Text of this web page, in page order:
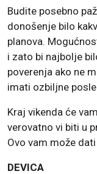
Budite posebno
donošenje bilo
planova.
i zato bi najbolje
poverenja ako ne
imati ozbiljne
Kraj vikenda će
verovatno vi biti u
Ovo vam može
DEVICA